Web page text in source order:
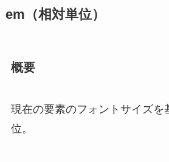
em（相対単位）
概要
現在の要素のフォントサイズを
位。